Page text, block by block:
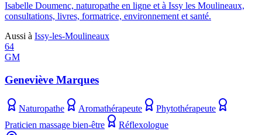
Isabelle Doumenc, naturopathe en ligne et à Issy les Moulineaux,
consultations, livres, formatrice, environnement et santé.
Aussi à Issy-les-Moulineaux
64
GM
Geneviève Marques
Naturopathe Aromathérapeute
Phytothérapeute
Praticien massage bien-être
Réflexologue